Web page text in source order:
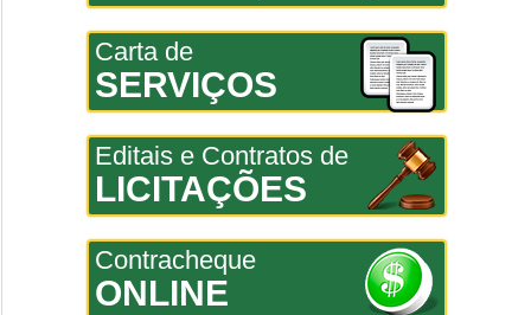
Carta de
SERVIÇOS
Editais e Contratos de
LICITAÇÕES
Contracheque
ONLINE